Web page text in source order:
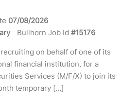
07/08/2026
Bullhorn Job Id #15176
on behalf of one of its
financial institution, for a
Services (M/F/X) to join its
temporary […]